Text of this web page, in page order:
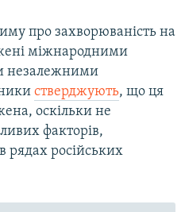
про захворюваність на
міжнародними
незалежними
стверджують, що ця
оскільки не
факторів,
рядах російських